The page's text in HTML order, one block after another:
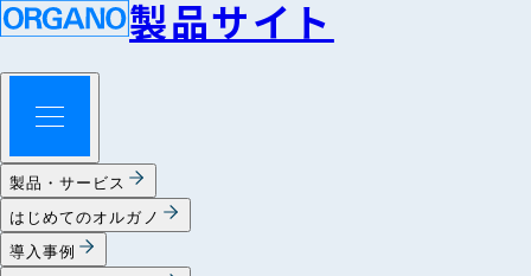
製品サイト
製品・サービス
はじめてのオルガノ
導入事例